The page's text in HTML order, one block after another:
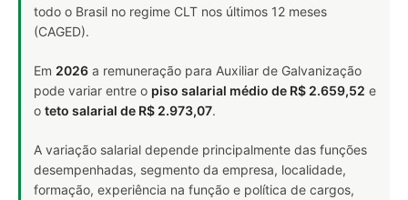
todo o Brasil no regime CLT nos últimos 12 meses
(CAGED).
Em 2026 a remuneração para Auxiliar de Galvanização
pode variar entre o piso salarial médio de R$ 2.659,52 e
o teto salarial de R$ 2.973,07.
A variação salarial depende principalmente das funções
desempenhadas, segmento da empresa, localidade,
formação, experiência na função e política de cargos,